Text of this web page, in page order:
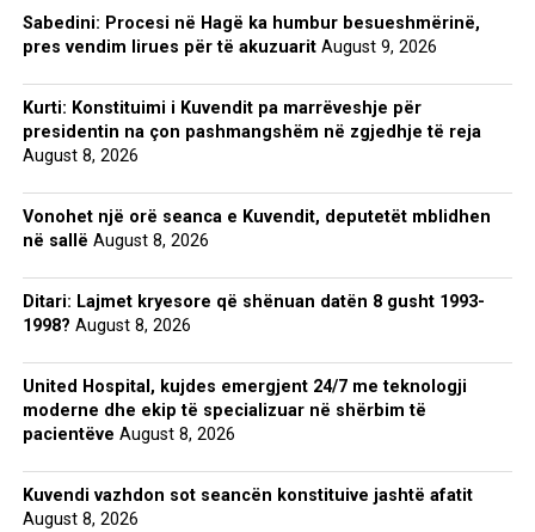
Sabedini: Procesi në Hagë ka humbur besueshmërinë,
pres vendim lirues për të akuzuarit August 9, 2026
Kurti: Konstituimi i Kuvendit pa marrëveshje për
presidentin na çon pashmangshëm në zgjedhje të reja
August 8, 2026
Vonohet një orë seanca e Kuvendit, deputetët mblidhen
në sallë August 8, 2026
Ditari: Lajmet kryesore që shënuan datën 8 gusht 1993-
1998? August 8, 2026
United Hospital, kujdes emergjent 24/7 me teknologji
moderne dhe ekip të specializuar në shërbim të
pacientëve August 8, 2026
Kuvendi vazhdon sot seancën konstituive jashtë afatit
August 8, 2026